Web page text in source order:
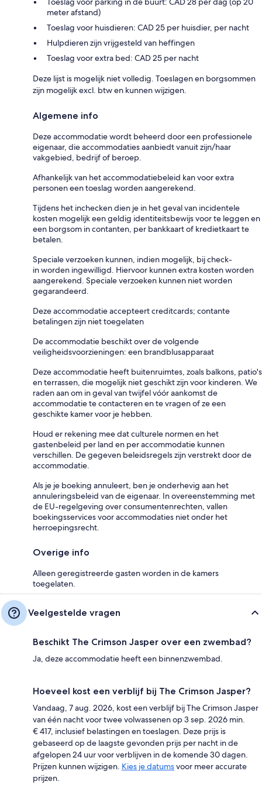
meter afstand)
Toeslag voor huisdieren: CAD 25 per huisdier, per nacht
Hulpdieren zijn vrijgesteld van heffingen
Toeslag voor extra bed: CAD 25 per nacht
Deze lijst is mogelijk niet volledig. Toeslagen en borgsommen
zijn mogelijk excl. btw en kunnen wijzigen.
Algemene info
Deze accommodatie wordt beheerd door een professionele
eigenaar, die accommodaties aanbiedt vanuit zijn/haar
vakgebied, bedrijf of beroep.
Afhankelijk van het accommodatiebeleid kan voor extra
personen een toeslag worden aangerekend.
Tijdens het inchecken dien je in het geval van incidentele
kosten mogelijk een geldig identiteitsbewijs voor te leggen en
een borgsom in contanten, per bankkaart of kredietkaart te
betalen.
Speciale verzoeken kunnen, indien mogelijk, bij check-
in worden ingewilligd. Hiervoor kunnen extra kosten worden
aangerekend. Speciale verzoeken kunnen niet worden
gegarandeerd.
Deze accommodatie accepteert creditcards; contante
betalingen zijn niet toegelaten
De accommodatie beschikt over de volgende
veiligheidsvoorzieningen: een brandblusapparaat
Deze accommodatie heeft buitenruimtes, zoals balkons, patio's
en terrassen, die mogelijk niet geschikt zijn voor kinderen. We
raden aan om in geval van twijfel vóór aankomst de
accommodatie te contacteren en te vragen of ze een
geschikte kamer voor je hebben.
Houd er rekening mee dat culturele normen en het
gastenbeleid per land en per accommodatie kunnen
verschillen. De gegeven beleidsregels zijn verstrekt door de
accommodatie.
Als je je boeking annuleert, ben je onderhevig aan het
annuleringsbeleid van de eigenaar. In overeenstemming met
de EU-regelgeving over consumentenrechten, vallen
boekingsservices voor accommodaties niet onder het
herroepingsrecht.
Overige info
Alleen geregistreerde gasten worden in de kamers
toegelaten.
Veelgestelde vragen
Beschikt The Crimson Jasper over een zwembad?
Ja, deze accommodatie heeft een binnenzwembad.
Hoeveel kost een verblijf bij The Crimson Jasper?
Vandaag, 7 aug. 2026, kost een verblijf bij The Crimson Jasper
van één nacht voor twee volwassenen op 3 sep. 2026 min.
€ 417, inclusief belastingen en toeslagen. Deze prijs is
gebaseerd op de laagste gevonden prijs per nacht in de
afgelopen 24 uur voor verblijven in de komende 30 dagen.
Prijzen kunnen wijzigen. Kies je datumsvoor meer accurate
prijzen.